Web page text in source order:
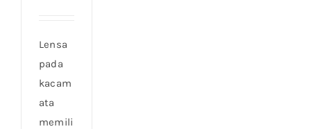
Lensa
pada
kacam
ata
memili